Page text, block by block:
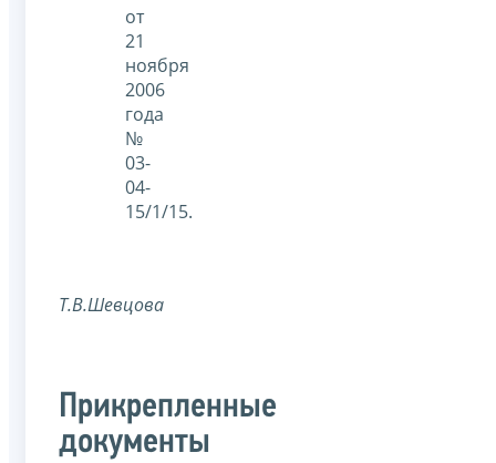
от
21
ноября
2006
года
№
03-
04-
15/1/15.
Т.В.Шевцова
Прикрепленные
документы